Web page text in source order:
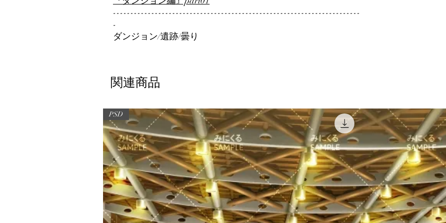
-----------------------------------------------------------------------
-
ダンジョン/遺跡/曇り
関連商品
PSD